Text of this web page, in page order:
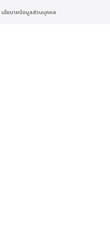
นโยบายข้อมูลส่วนบุคคล